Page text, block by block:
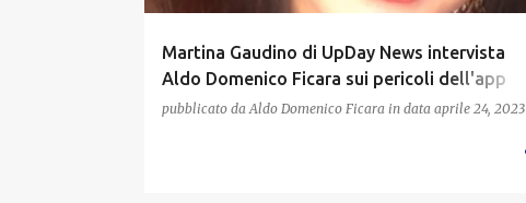
Martina Gaudino di UpDay News intervista
Aldo Domenico Ficara sui pericoli dell'app
Bikini Off
pubblicato da Aldo Domenico Ficara in data aprile 24, 2023